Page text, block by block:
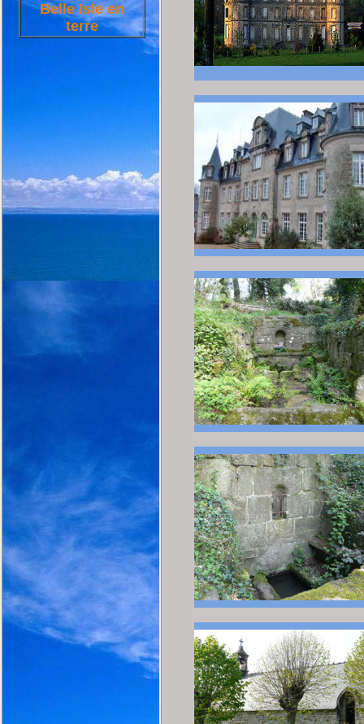
Belle Isle en
terre